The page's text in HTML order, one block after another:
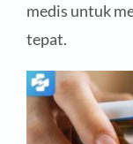
medis untuk
tepat.